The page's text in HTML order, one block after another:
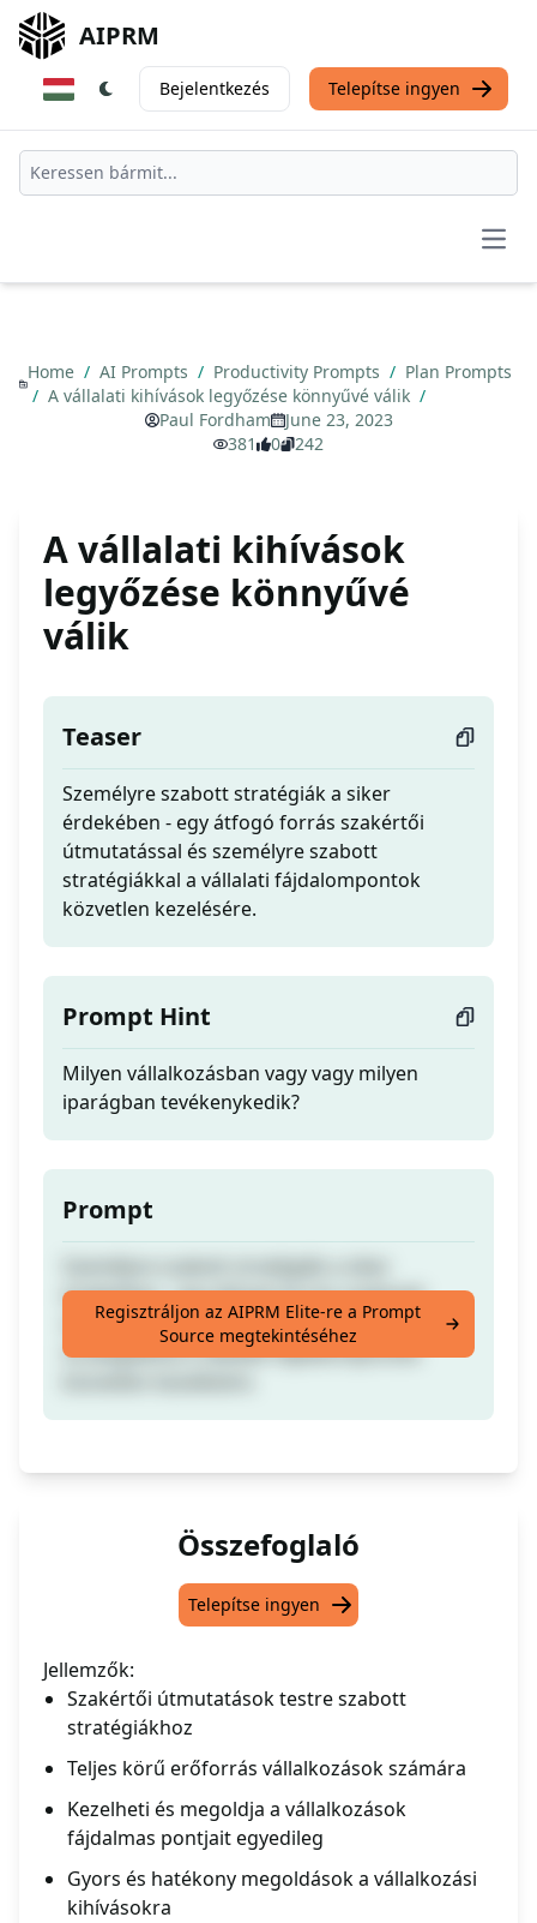
AIPRM
Bejelentkezés Telepítse ingyen
Home / AI Prompts / Productivity Prompts / Plan Prompts
/ A vállalati kihívások legyőzése könnyűvé válik /
Paul Fordham
June 23, 2023
381
0 242
A vállalati kihívások
legyőzése könnyűvé
válik
Teaser
Személyre szabott stratégiák a siker
érdekében - egy átfogó forrás szakértői
útmutatással és személyre szabott
stratégiákkal a vállalati fájdalompontok
közvetlen kezelésére.
Prompt Hint
Milyen vállalkozásban vagy vagy milyen
iparágban tevékenykedik?
Prompt
érdekében - egy átfogó forrás szakértői
útmutatással és személyre szabott
stratégiákkal a vállalati fájdalompontok
Regisztráljon az AIPRM Elite-re a Prompt
Source megtekintéséhez
Összefoglaló
Telepítse ingyen
Jellemzők:
Szakértői útmutatások testre szabott
stratégiákhoz
Teljes körű erőforrás vállalkozások számára
Kezelheti és megoldja a vállalkozások
fájdalmas pontjait egyedileg
Gyors és hatékony megoldások a vállalkozási
kihívásokra